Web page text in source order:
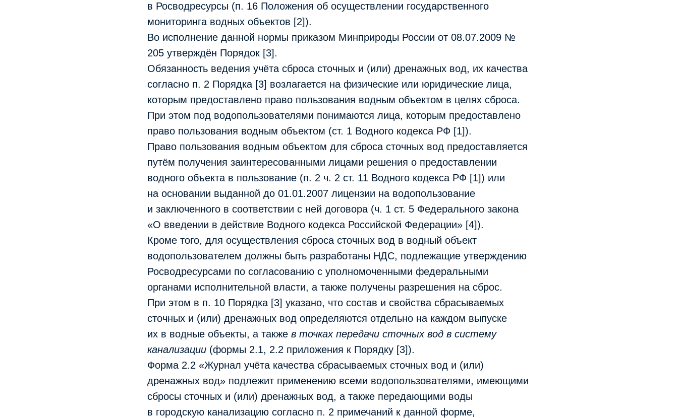
в Росводресурсы (п. 16 Положения об осуществлении государственного
мониторинга водных объектов [2]).
Во исполнение данной нормы приказом Минприроды России от 08.07.2009 №
205 утверждён Порядок [3].
Обязанность ведения учёта сброса сточных и (или) дренажных вод, их качества
согласно п. 2 Порядка [3] возлагается на физические или юридические лица,
которым предоставлено право пользования водным объектом в целях сброса.
При этом под водопользователями понимаются лица, которым предоставлено
право пользования водным объектом (ст. 1 Водного кодекса РФ [1]).
Право пользования водным объектом для сброса сточных вод предоставляется
путём получения заинтересованными лицами решения о предоставлении
водного объекта в пользование (п. 2 ч. 2 ст. 11 Водного кодекса РФ [1]) или
на основании выданной до 01.01.2007 лицензии на водопользование
и заключенного в соответствии с ней договора (ч. 1 ст. 5 Федерального закона
«О введении в действие Водного кодекса Российской Федерации» [4]).
Кроме того, для осуществления сброса сточных вод в водный объект
водопользователем должны быть разработаны НДС, подлежащие утверждению
Росводресурсами по согласованию с уполномоченными федеральными
органами исполнительной власти, а также получены разрешения на сброс.
При этом в п. 10 Порядка [3] указано, что состав и свойства сбрасываемых
сточных и (или) дренажных вод определяются отдельно на каждом выпуске
их в водные объекты, а также в точках передачи сточных вод в систему
канализации (формы 2.1, 2.2 приложения к Порядку [3]).
Форма 2.2 «Журнал учёта качества сбрасываемых сточных вод и (или)
дренажных вод» подлежит применению всеми водопользователями, имеющими
сбросы сточных и (или) дренажных вод, а также передающими воды
в городскую канализацию согласно п. 2 примечаний к данной форме,